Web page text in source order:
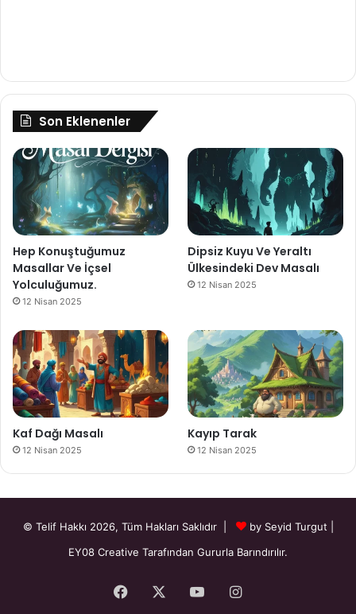
Son Eklenenler
Hep Konuştuğumuz
Masallar Ve İçsel
Yolculuğumuz.
12 Nisan 2025
Dipsiz Kuyu Ve Yeraltı
Ülkesindeki Dev Masalı
12 Nisan 2025
Kaf Dağı Masalı
12 Nisan 2025
Kayıp Tarak
12 Nisan 2025
© Telif Hakkı 2026, Tüm Hakları Saklıdır | by Seyid Turgut
EY08 Creative Tarafından Gururla Barındırılır.
Facebook YouTubeInstagram